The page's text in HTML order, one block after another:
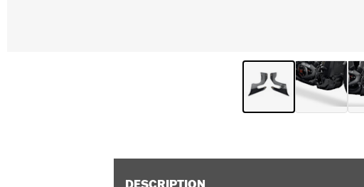
DESCRIPTION